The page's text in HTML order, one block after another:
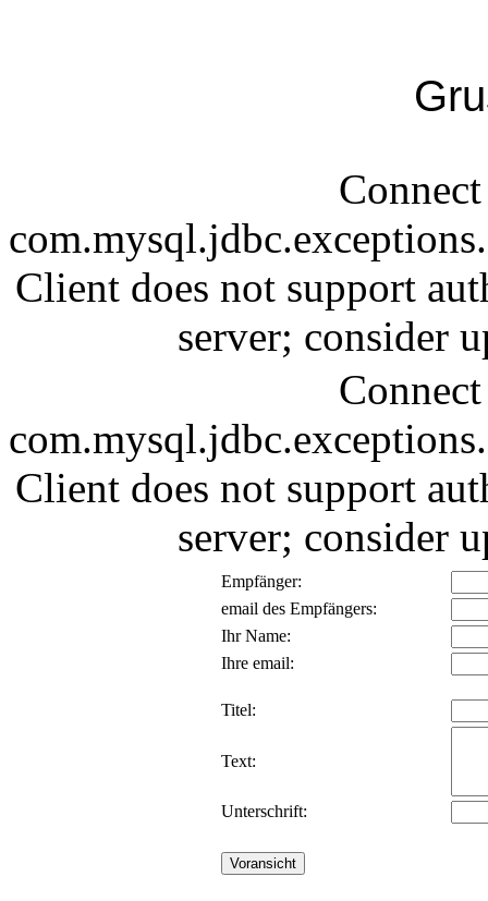
Client does not support
server; consider
Client does not support
server; consider
Empfänger:
email des Empfängers:
Ihr Name:
Ihre email:
Titel:
Text:
Unterschrift: